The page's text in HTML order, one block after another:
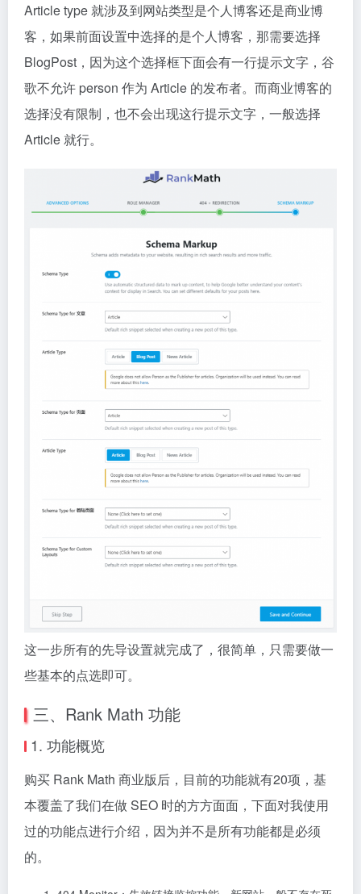
Article type 就涉及到网站类型是个人博客还是商业博
客，如果前面设置中选择的是个人博客，那需要选择
BlogPost，因为这个选择框下面会有一行提示文字，谷
歌不允许 person 作为 Article 的发布者。而商业博客的
选择没有限制，也不会出现这行提示文字，一般选择
Article 就行。
这一步所有的先导设置就完成了，很简单，只需要做一
些基本的点选即可。
三、Rank Math 功能
1. 功能概览
购买 Rank Math 商业版后，目前的功能就有20项，基
本覆盖了我们在做 SEO 时的方方面面，下面对我使用
过的功能点进行介绍，因为并不是所有功能都是必须
的。